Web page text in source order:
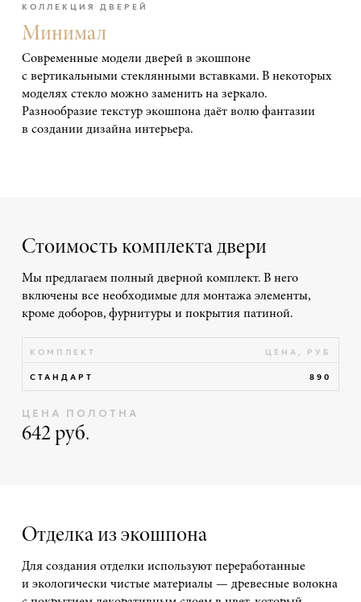
КОЛЛЕКЦИЯ ДВЕРЕЙ
Минимал
Современные модели дверей в экошпоне
с вертикальными стеклянными вставками. В некоторых
моделях стекло можно заменить на зеркало.
Разнообразие текстур экошпона даёт волю фантазии
в создании дизайна интерьера.
Стоимость комплекта двери
Мы предлагаем полный дверной комплект. В него
включены все необходимые для монтажа элементы,
кроме доборов, фурнитуры и покрытия патиной.
КОМПЛЕКТ ЦЕНА, РУБ
СТАНДАРТ 890
ЦЕНА ПОЛОТНА
642 руб.
Отделка из экошпона
Для создания отделки используют переработанные
и экологически чистые материалы — древесные волокна